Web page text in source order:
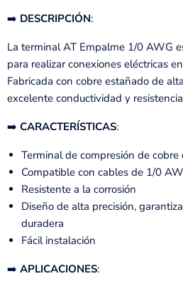
➡️ DESCRIPCIÓN:
La terminal AT Empalme 1/0 AWG
para realizar conexiones eléctricas
Fabricada con cobre estañado de
excelente conductividad y
➡️ CARACTERÍSTICAS:
Terminal de compresión de cobre
Compatible con cables de 1/0
Resistente a la corrosión
Diseño de alta precisión,
duradera
Fácil instalación
➡️ APLICACIONES: